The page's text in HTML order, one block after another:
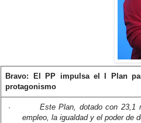
Bravo: El PP impulsa el I Plan
protagonismo
·
Este Plan, dotado con 23,1
empleo, la igualdad y el poder de